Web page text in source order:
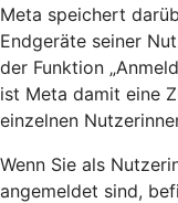
Meta speichert
Endgeräte seiner
der Funktion
ist Meta damit eine
einzelnen
Wenn Sie als
angemeldet sind,